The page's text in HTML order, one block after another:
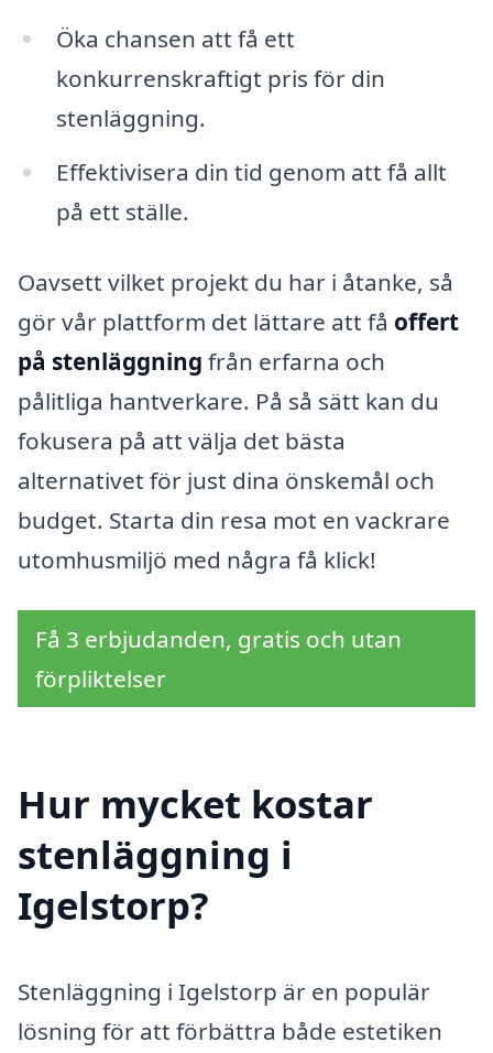
Öka chansen att få ett
konkurrenskraftigt pris för din
stenläggning.
Effektivisera din tid genom att få allt
på ett ställe.
Oavsett vilket projekt du har i åtanke, så
gör vår plattform det lättare att få offert
på stenläggning från erfarna och
pålitliga hantverkare. På så sätt kan du
fokusera på att välja det bästa
alternativet för just dina önskemål och
budget. Starta din resa mot en vackrare
utomhusmiljö med några få klick!
Få 3 erbjudanden, gratis och utan
förpliktelser
Hur mycket kostar
stenläggning i
Igelstorp?
Stenläggning i Igelstorp är en populär
lösning för att förbättra både estetiken